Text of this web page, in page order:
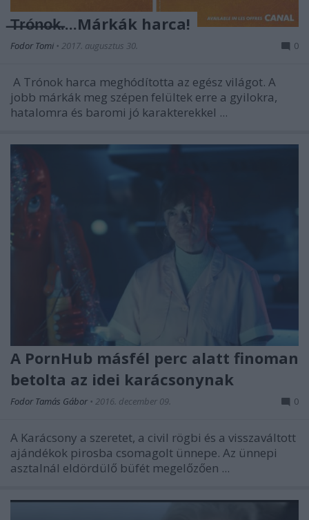
̶T̶r̶ó̶n̶o̶k̶....Márkák harca!
Fodor Tomi • 2017. augusztus 30. 0
A Trónok harca meghódította az egész világot. A
jobb márkák meg szépen felültek erre a gyilokra,
hatalomra és baromi jó karakterekkel ...
A PornHub másfél perc alatt finoman
betolta az idei karácsonynak
Fodor Tamás Gábor • 2016. december 09. 0
A Karácsony a szeretet, a civil rögbi és a visszaváltott
ajándékok pirosba csomagolt ünnepe. Az ünnepi
asztalnál eldördülő büfét megelőzően ...